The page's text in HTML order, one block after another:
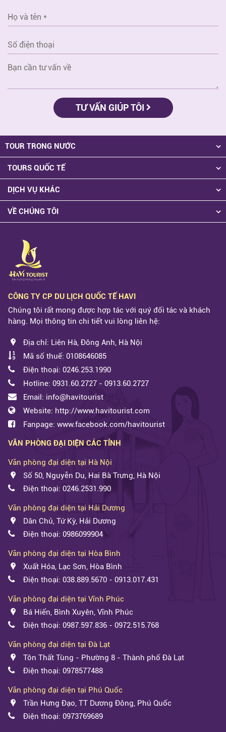
TƯ VẤN GIÚP TÔI
TOUR TRONG NƯỚC
TOURS QUỐC TẾ
DỊCH VỤ KHÁC
VỀ CHÚNG TÔI
CÔNG TY CP DU LỊCH QUỐC TẾ HAVI
Chúng tôi rất mong được hợp tác với quý đối tác và khách
hàng. Mọi thông tin chi tiết vui lòng liên hệ:
Địa chỉ: Liên Hà, Đông Anh, Hà Nội
Mã số thuế: 0108646085
Điện thoại: 0246.253.1990
Hotline: 0931.60.2727 - 0913.60.2727
Email: info@havitourist
Website: http://www.havitourist.com
Fanpage: www.facebook.com/havitourist
VĂN PHÒNG ĐẠI DIỆN CÁC TỈNH
Văn phòng đại diện tại Hà Nội
Số 50, Nguyễn Du, Hai Bà Trưng, Hà Nội
Điện thoại: 0246.2531.990
Văn phòng đại diện tại Hải Dương
Dân Chủ, Tứ Kỳ, Hải Dương
Điện thoại: 0986099904
Văn phòng đại diện tại Hòa Bình
Xuất Hóa, Lạc Sơn, Hòa Bình
Điện thoại: 038.889.5670 - 0913.017.431
Văn phòng đại diện tại Vĩnh Phúc
Bá Hiển, Bình Xuyên, Vĩnh Phúc
Điện thoại: 0987.597.836 - 0972.515.768
Văn phòng đại diện tại Đà Lạt
Tôn Thất Tùng - Phường 8 - Thành phố Đà Lạt
Điện thoại: 0978577488
Văn phòng đại diện tại Phú Quốc
Trần Hưng Đạo, TT Dương Đông, Phú Quốc
Điện thoại: 0973769689